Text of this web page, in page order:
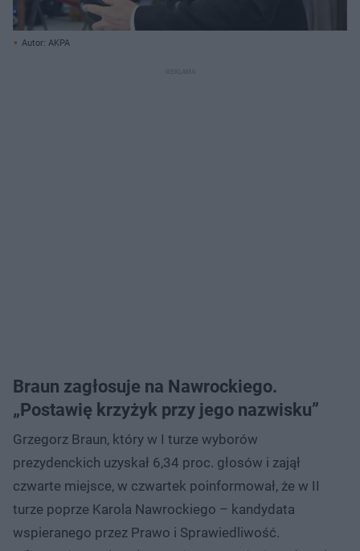
Autor: AKPA
Braun zagłosuje na Nawrockiego.
„Postawię krzyżyk przy jego nazwisku”
Grzegorz Braun, który w I turze wyborów
prezydenckich uzyskał 6,34 proc. głosów i zajął
czwarte miejsce, w czwartek poinformował, że w II
turze poprze Karola Nawrockiego – kandydata
wspieranego przez Prawo i Sprawiedliwość.